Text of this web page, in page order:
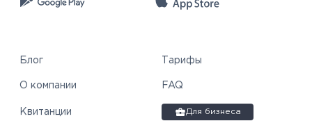
Блог Тарифы
О компании
Квитанции
FAQ
Для бизнеса